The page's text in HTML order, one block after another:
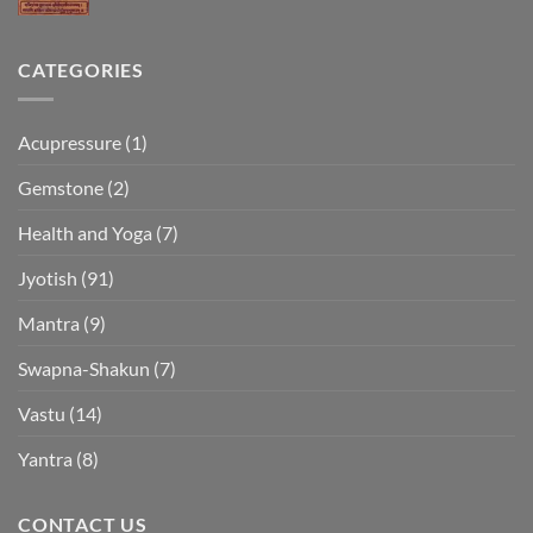
CATEGORIES
Acupressure (1)
Gemstone (2)
Health and Yoga (7)
Jyotish (91)
Mantra (9)
Swapna-Shakun (7)
Vastu (14)
Yantra (8)
CONTACT US